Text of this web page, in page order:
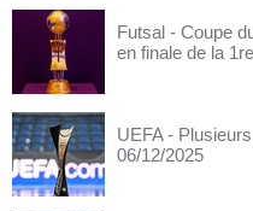
Futsal - Coupe
en finale de la
UEFA -
06/12/2025